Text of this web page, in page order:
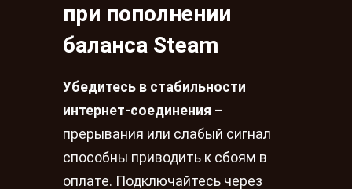
при пополнении
баланса Steam
Убедитесь в стабильности
интернет-соединения –
прерывания или слабый сигнал
способны приводить к сбоям в
оплате. Подключайтесь через